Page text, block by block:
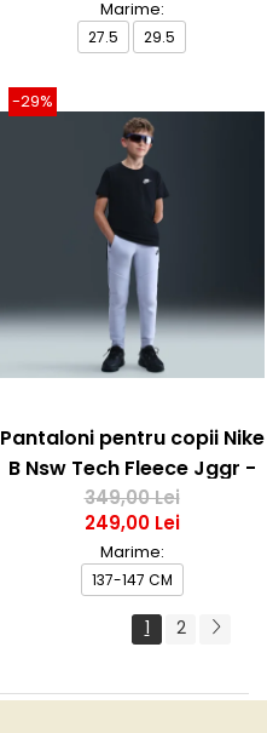
Marime:
27.5 29.5
-29%
Pantaloni pentru copii Nike
B Nsw Tech Fleece Jggr -
Pd
349,00 Lei
249,00 Lei
Marime:
137-147 CM
1 2